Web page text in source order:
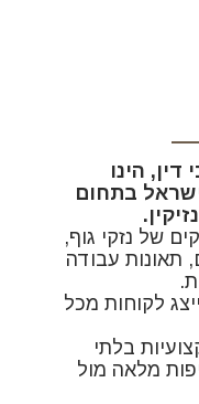
דין, הינו
בתחום
של נזקי גוף,
תאונות עבודה
לקוחות מכל
בלתי
מלאה מול